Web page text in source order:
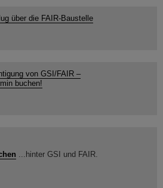
über die FAIR-Baustelle
von GSI/FAIR –
buchen!
...hinter GSI und FAIR.